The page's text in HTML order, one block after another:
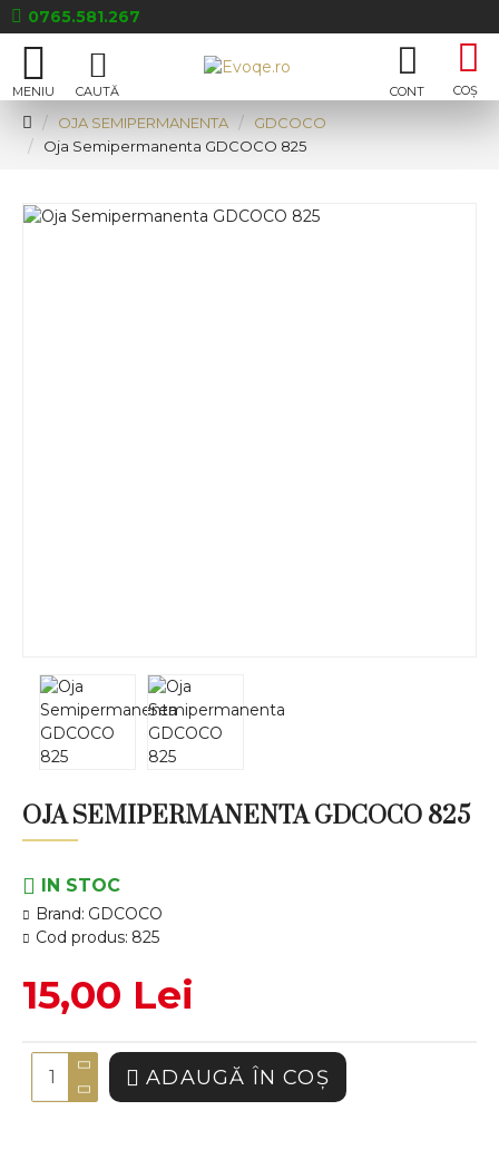
0765.581.267
OJA SEMIPERMANENTA
GDCOCO
Oja Semipermanenta GDCOCO 825
OJA SEMIPERMANENTA GDCOCO 825
IN STOC
Brand: GDCOCO
Cod produs: 825
15,00 Lei
ADAUGĂ ÎN COŞ